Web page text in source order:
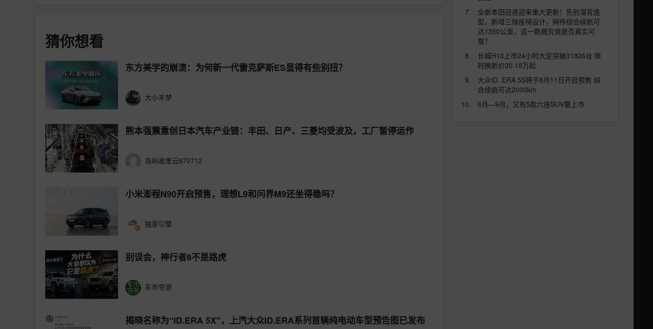
猜你想看
东方美学的崩溃：为何新一代雷克萨斯ES显得有些别扭？
大小羊梦
熊本强震重创日本汽车产业链：丰田、日产、三菱均受波及，工厂暂停运作
岛屿故里云970712
小米澎程N90开启预售，理想L9和问界M9还坐得稳吗？
独家引擎
别误会，神行者8不是路虎
车市导游
揭晓名称为“ID.ERA 5X"，上汽大众ID.ERA系列首辆纯电动车型预告图已发布
全新本田冠道迎来重大更新！告别溜背造
型，新增三排座椅设计，网传综合续航可
达1350公里，这一数据究竟是否真实可
靠？
长城H10上市24小时大定突破31826台 限
时换新价20.18万起
大众ID. ERA 5S将于8月11日开启预售 综
合续航可达2000km
8月—9月，又有5款六座SUV要上市